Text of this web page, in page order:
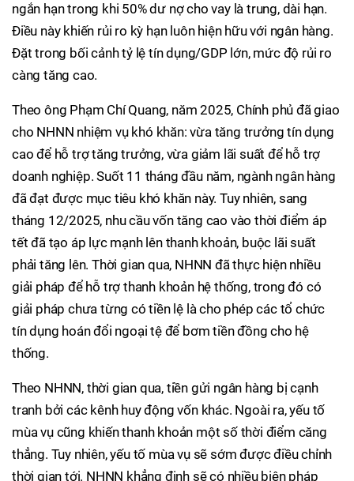
ngắn hạn trong khi 50% dư nợ cho vay là trung, dài hạn.
Điều này khiến rủi ro kỳ hạn luôn hiện hữu với ngân hàng.
Đặt trong bối cảnh tỷ lệ tín dụng/GDP lớn, mức độ rủi ro
càng tăng cao.
Theo ông Phạm Chí Quang, năm 2025, Chính phủ đã giao
cho NHNN nhiệm vụ khó khăn: vừa tăng trưởng tín dụng
cao để hỗ trợ tăng trưởng, vừa giảm lãi suất để hỗ trợ
doanh nghiệp. Suốt 11 tháng đầu năm, ngành ngân hàng
đã đạt được mục tiêu khó khăn này. Tuy nhiên, sang
tháng 12/2025, nhu cầu vốn tăng cao vào thời điểm áp
tết đã tạo áp lực mạnh lên thanh khoản, buộc lãi suất
phải tăng lên. Thời gian qua, NHNN đã thực hiện nhiều
giải pháp để hỗ trợ thanh khoản hệ thống, trong đó có
giải pháp chưa từng có tiền lệ là cho phép các tổ chức
tín dụng hoán đổi ngoại tệ để bơm tiền đồng cho hệ
thống.
Theo NHNN, thời gian qua, tiền gửi ngân hàng bị cạnh
tranh bởi các kênh huy động vốn khác. Ngoài ra, yếu tố
mùa vụ cũng khiến thanh khoản một số thời điểm căng
thẳng. Tuy nhiên, yếu tố mùa vụ sẽ sớm được điều chỉnh
thời gian tới. NHNN khẳng định sẽ có nhiều biện pháp